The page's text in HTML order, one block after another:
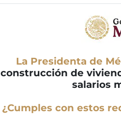
La Presidenta de
construcción de
salarios
¿Cumples con estos